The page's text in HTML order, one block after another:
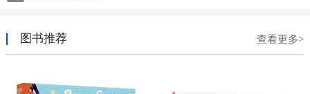
图书推荐 查看更多>